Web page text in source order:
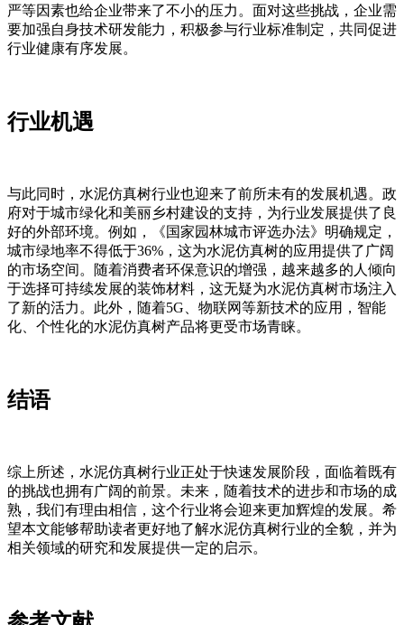
严等因素也给企业带来了不小的压力。面对这些挑战，企业需
要加强自身技术研发能力，积极参与行业标准制定，共同促进
行业健康有序发展。
行业机遇
与此同时，水泥仿真树行业也迎来了前所未有的发展机遇。政
府对于城市绿化和美丽乡村建设的支持，为行业发展提供了良
好的外部环境。例如，《国家园林城市评选办法》明确规定，
城市绿地率不得低于36%，这为水泥仿真树的应用提供了广阔
的市场空间。随着消费者环保意识的增强，越来越多的人倾向
于选择可持续发展的装饰材料，这无疑为水泥仿真树市场注入
了新的活力。此外，随着5G、物联网等新技术的应用，智能
化、个性化的水泥仿真树产品将更受市场青睐。
结语
综上所述，水泥仿真树行业正处于快速发展阶段，面临着既有
的挑战也拥有广阔的前景。未来，随着技术的进步和市场的成
熟，我们有理由相信，这个行业将会迎来更加辉煌的发展。希
望本文能够帮助读者更好地了解水泥仿真树行业的全貌，并为
相关领域的研究和发展提供一定的启示。